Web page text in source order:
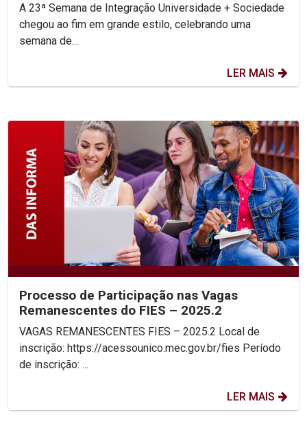
A 23ª Semana de Integração Universidade + Sociedade
chegou ao fim em grande estilo, celebrando uma
semana de...
LER MAIS
Processo de Participação nas Vagas
Remanescentes do FIES – 2025.2
VAGAS REMANESCENTES FIES – 2025.2 Local de
inscrição: https://acessounico.mec.gov.br/fies Período
de inscrição: ...
LER MAIS